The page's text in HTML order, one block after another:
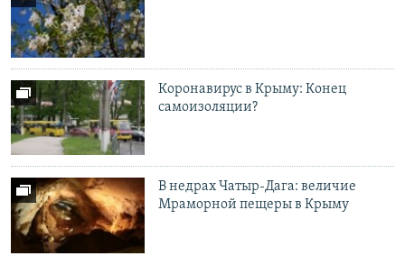
Коронавирус в Крыму: Конец
самоизоляции?
В недрах Чатыр-Дага: величие
Мраморной пещеры в Крыму